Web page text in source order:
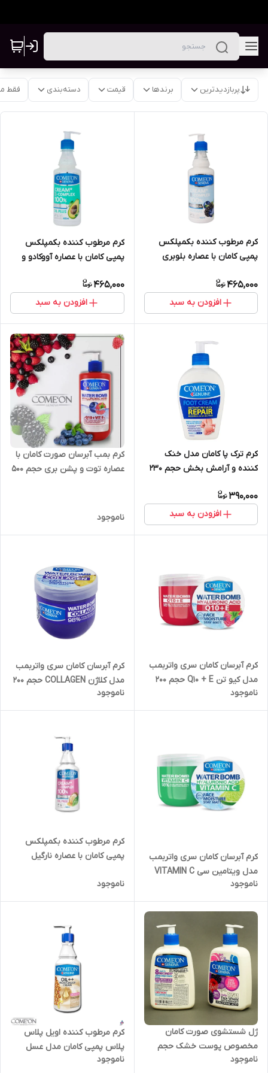
پربازدیدترین برندها قیمت دسته‌بندی فقط
کرم مرطوب کننده بکمپلکس
پمپی کامان با عصاره بلوبری
میل
465,000
افزودن به سبد
کرم مرطوب کننده بکمپلکس
پمپی کامان با عصاره آووکادو و
حجم 400 میل
465,000
افزودن به سبد
کرم ترک پا کامان مدل خنک
کننده و آرامش بخش حجم 230
390,000
افزودن به سبد
کرم بمب آبرسان صورت کامان با
عصاره توت و پشن بری حجم 500
ناموجود
کرم آبرسان کامان سری واتربمب
مدل کیو تن Q10 + E حجم 200
میلی لیتر
ناموجود
کرم آبرسان کامان سری واتربمب
مدل کلاژن COLLAGEN حجم 200
میلی لیتر
ناموجود
کرم آبرسان کامان سری واتربمب
مدل ویتامین سی VITAMIN C
حجم 200 میلی لیتر
ناموجود
کرم مرطوب کننده بکمپلکس
پمپی کامان با عصاره نارگیل
ناموجود
ژل شستشوی صورت کامان
مخصوص پوست خشک حجم
۵۰۰ میل
ناموجود
کرم مرطوب کننده اویل پلاس
پلاس پمپی کامان مدل عسل
ناموجود